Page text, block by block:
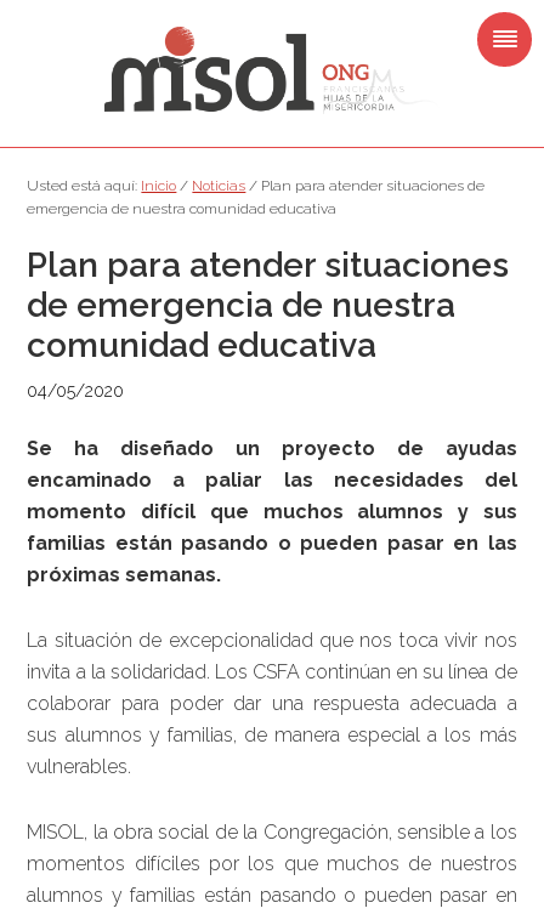
principal
lateral
página
Usted está aquí: Inicio / Noticias / Plan para atender situaciones de
emergencia de nuestra comunidad educativa
Plan para atender situaciones
de emergencia de nuestra
comunidad educativa
04/05/2020
Se ha diseñado un proyecto de ayudas
encaminado a paliar las necesidades
del
momento difícil que muchos alumnos y sus
familias están pasando o pueden pasar en las
próximas semanas.
La situación de excepcionalidad que nos toca vivir nos
invita a la solidaridad. Los CSFA continúan en su línea de
colaborar para poder dar una respuesta adecuada a
sus alumnos y familias, de manera especial a los más
vulnerables.
MISOL, la obra social de la Congregación, sensible a los
momentos difíciles por los que muchos de nuestros
alumnos y familias están pasando o pueden pasar en